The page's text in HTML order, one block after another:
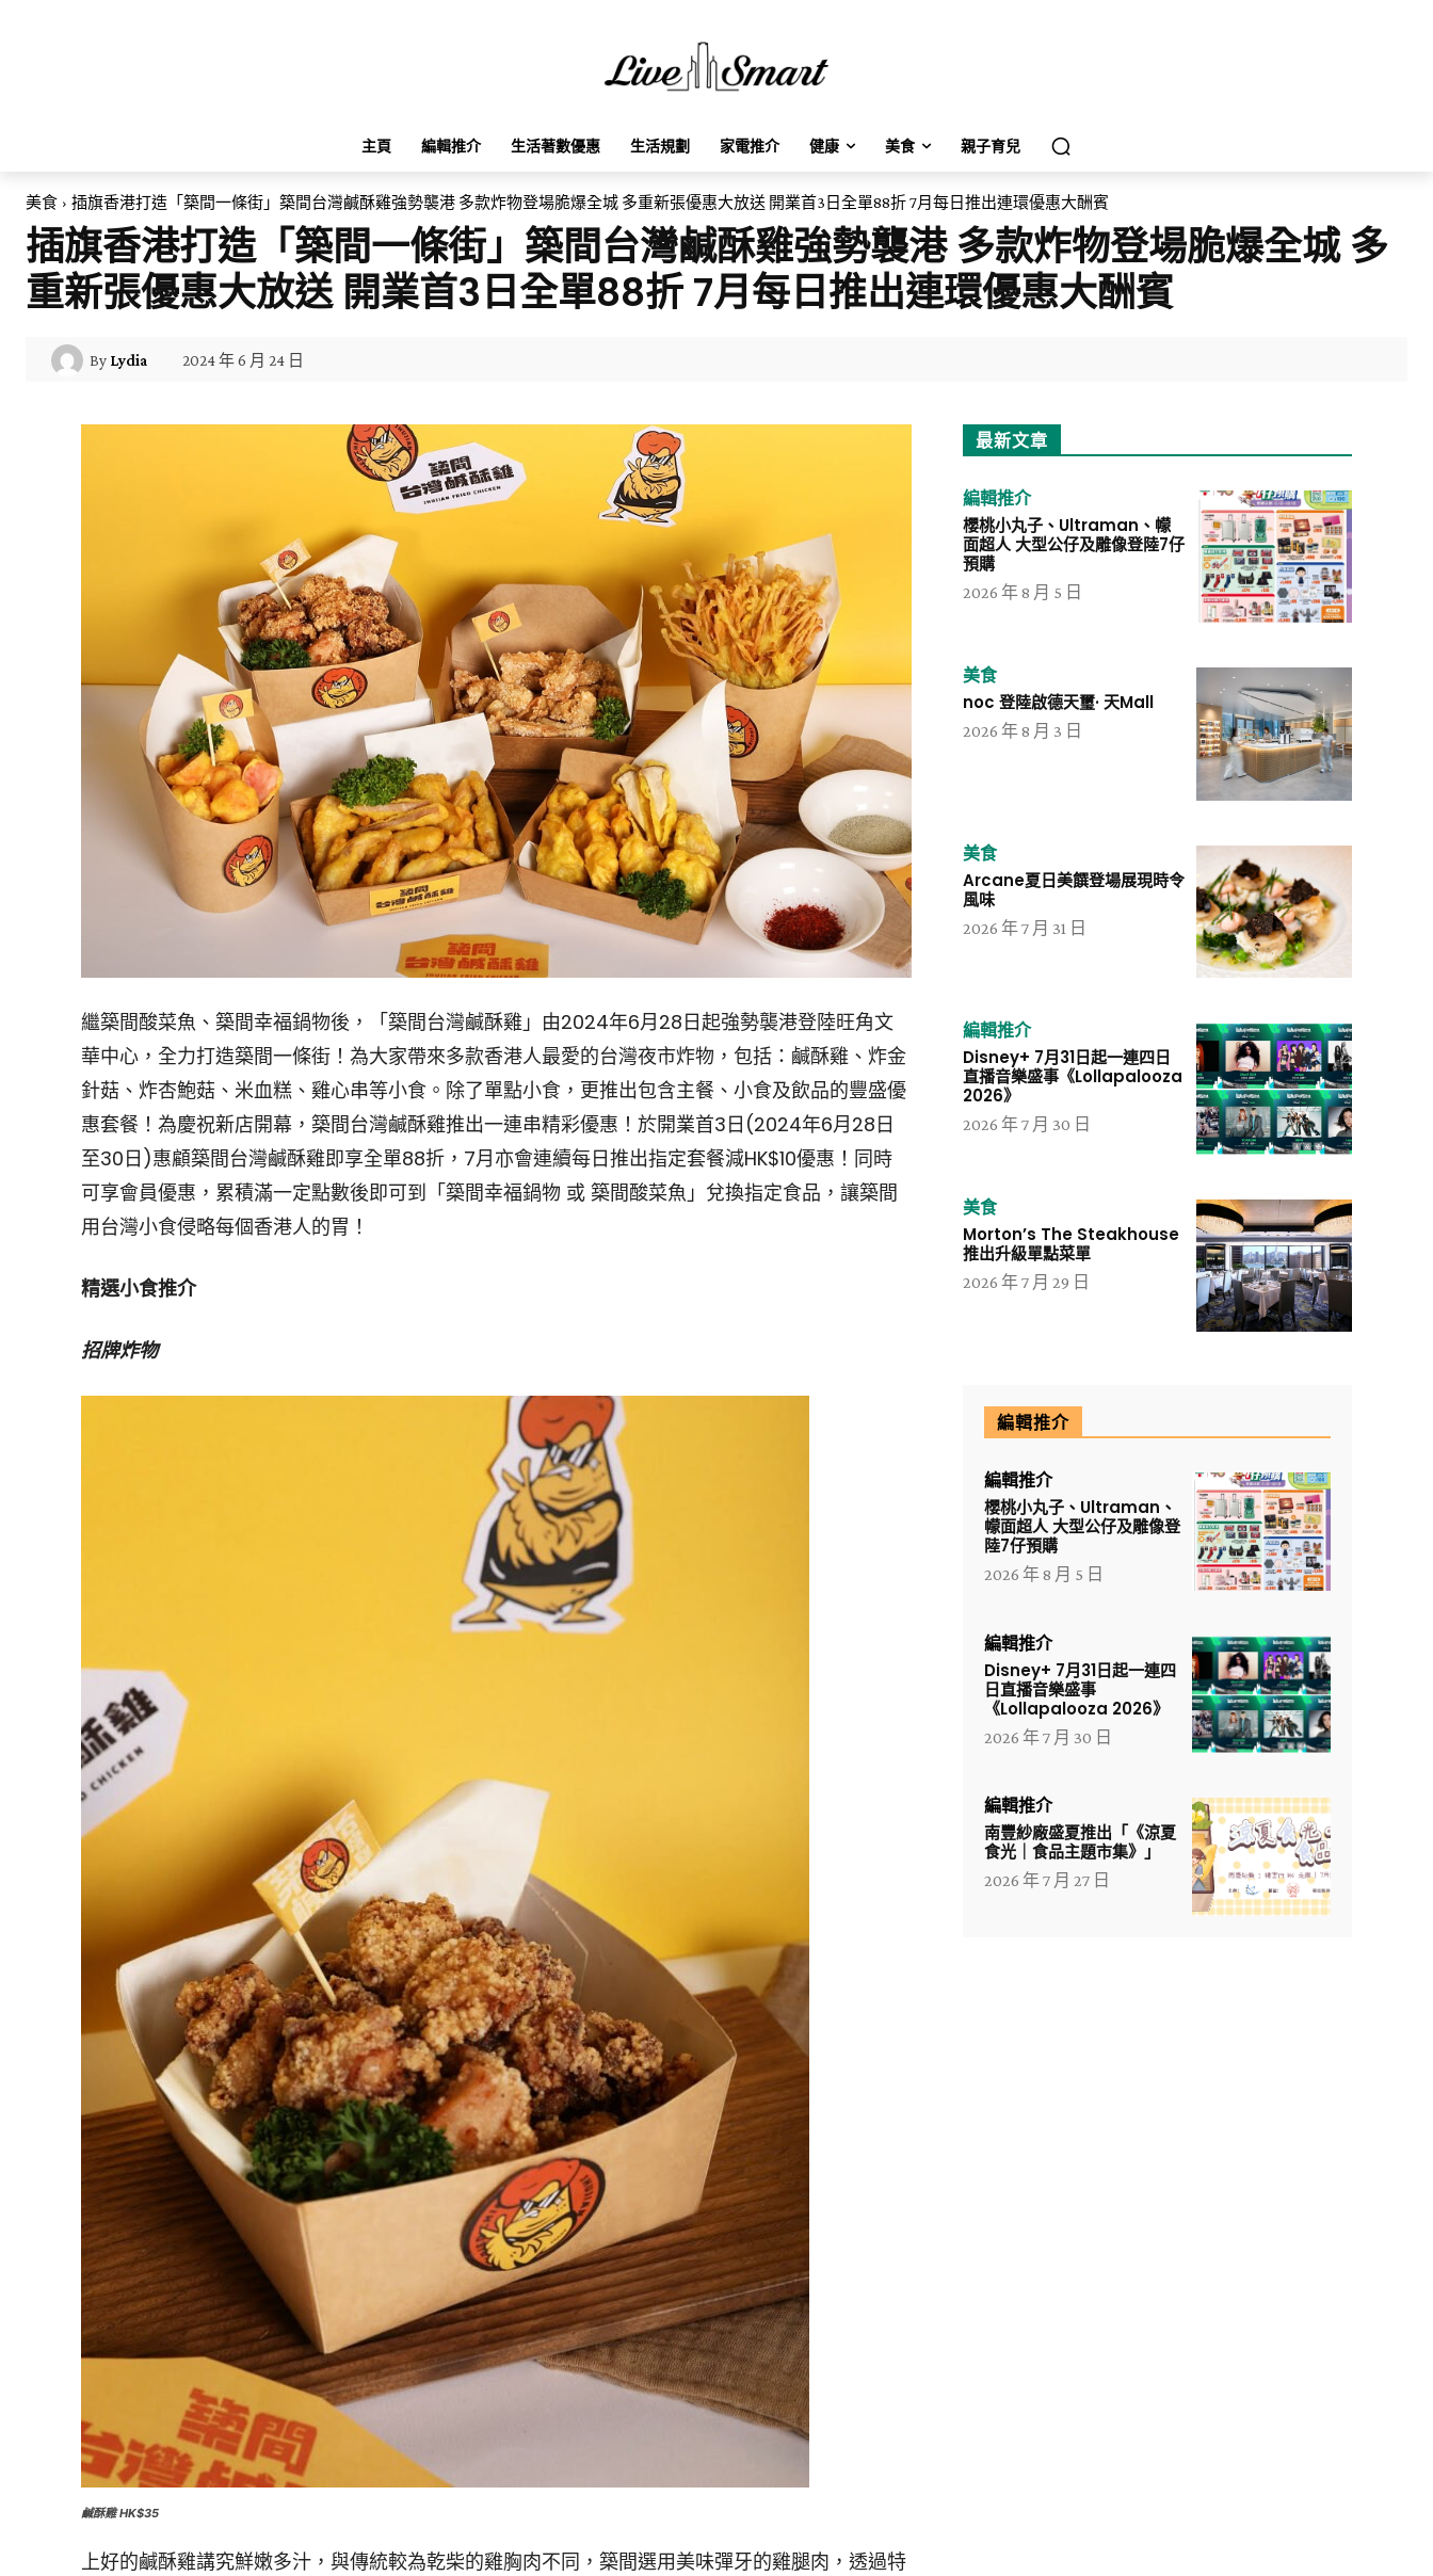
主頁 編輯推介 生活著數優惠 生活規劃 家電推介 健康 美食 親子育兒
美食 插旗香港打造「築間一條街」築間台灣鹹酥雞強勢襲港 多款炸物登場脆爆全城 多重新張優惠大放送 開業首3日全單88折 7月每日推出連環優惠大酬賓
插旗香港打造「築間一條街」築間台灣鹹酥雞強勢襲港 多款炸物登場脆爆全城 多
重新張優惠大放送 開業首3日全單88折 7月每日推出連環優惠大酬賓
By Lydia 2024 年 6 月 24 日
繼築間酸菜魚、築間幸福鍋物後，「築間台灣鹹酥雞」由2024年6月28日起強勢襲港登陸旺角文
華中心，全力打造築間一條街！為大家帶來多款香港人最愛的台灣夜市炸物，包括：鹹酥雞、炸金
針菇、炸杏鮑菇、米血糕、雞心串等小食。除了單點小食，更推出包含主餐、小食及飲品的豐盛優
惠套餐！為慶祝新店開幕，築間台灣鹹酥雞推出一連串精彩優惠！於開業首3日(2024年6月28日
至30日)惠顧築間台灣鹹酥雞即享全單88折，7月亦會連續每日推出指定套餐減HK$10優惠！同時
可享會員優惠，累積滿一定點數後即可到「築間幸福鍋物 或 築間酸菜魚」兌換指定食品，讓築間
用台灣小食侵略每個香港人的胃！
精選小食推介
招牌炸物
鹹酥雞 HK$35
上好的鹹酥雞講究鮮嫩多汁，與傳統較為乾柴的雞胸肉不同，築間選用美味彈牙的雞腿肉，透過特
最新文章
編輯推介
櫻桃小丸子、Ultraman、幪
面超人 大型公仔及雕像登陸7仔
預購
2026 年 8 月 5 日
美食
noc 登陸啟德天璽· 天Mall
2026 年 8 月 3 日
美食
Arcane夏日美饌登場展現時令
風味
2026 年 7 月 31 日
編輯推介
Disney+ 7月31日起一連四日
直播音樂盛事《Lollapalooza
2026》
2026 年 7 月 30 日
美食
Morton’s The Steakhouse
推出升級單點菜單
2026 年 7 月 29 日
編輯推介
編輯推介
櫻桃小丸子、Ultraman、
幪面超人 大型公仔及雕像登
陸7仔預購
2026 年 8 月 5 日
編輯推介
Disney+ 7月31日起一連四
日直播音樂盛事
《Lollapalooza 2026》
2026 年 7 月 30 日
編輯推介
南豐紗廠盛夏推出「《涼夏
食光｜食品主題市集》」
2026 年 7 月 27 日